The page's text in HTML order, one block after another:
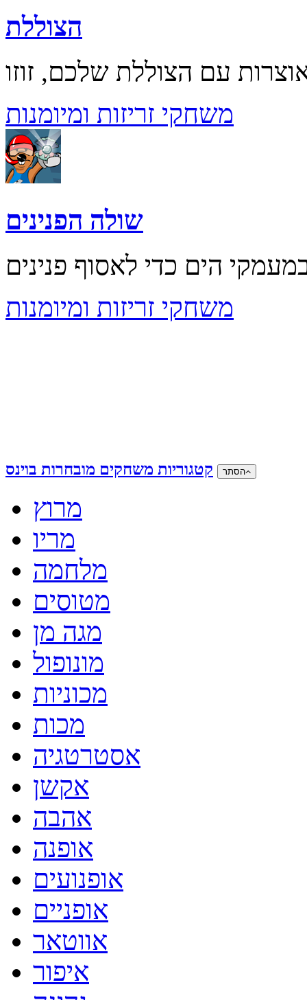
הצוללת
משחקי זריזות ומיומנות
שולה הפנינים
משחקי זריזות ומיומנות
קטגוריות משחקים מובחרות בוינס הסתר
מרוץ
מריו
מלחמה
מטוסים
מגה מן
מונופול
מכוניות
מכות
אסטרטגיה
אקשן
אהבה
אופנה
אופנועים
אופניים
אווטאר
איפור